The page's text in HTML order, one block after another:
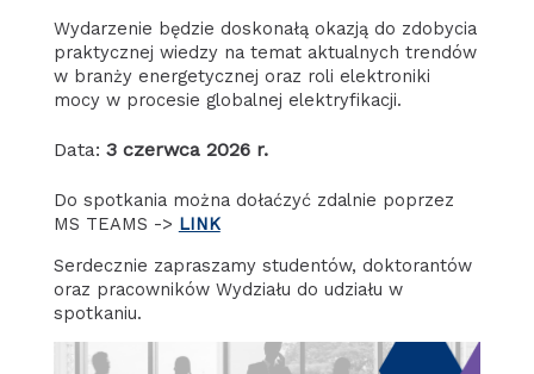
Wydarzenie będzie doskonałą okazją do zdobycia
praktycznej wiedzy na temat aktualnych trendów
w branży energetycznej oraz roli elektroniki
mocy w procesie globalnej elektryfikacji.
Data: 3 czerwca 2026 r.
Do spotkania można dołaćzyć zdalnie poprzez
MS TEAMS -> LINK
Serdecznie zapraszamy studentów, doktorantów
oraz pracowników Wydziału do udziału w
spotkaniu.